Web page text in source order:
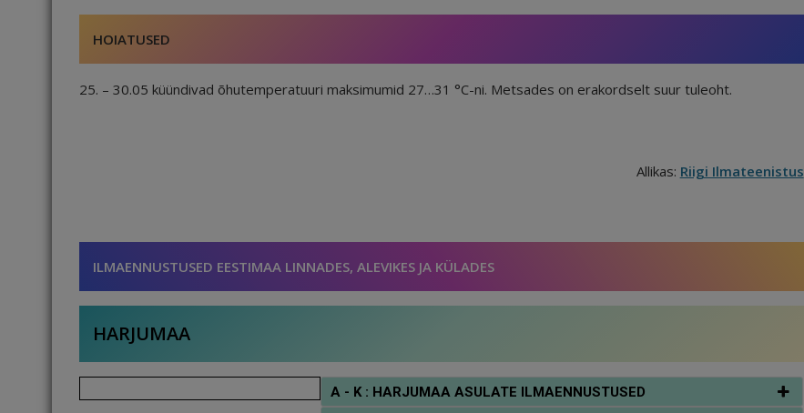
HOIATUSED
25. – 30.05 küündivad õhutemperatuuri maksimumid 27…31 °C-ni. Metsades on erakordselt suur tuleoht.
Allikas: Riigi Ilmateenistus
ILMAENNUSTUSED EESTIMAA LINNADES, ALEVIKES JA KÜLADES
HARJUMAA
A - K : HARJUMAA ASULATE ILMAENNUSTUSED